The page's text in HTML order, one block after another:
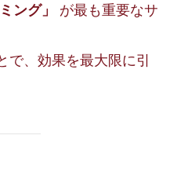
ング」
が最も重要なサ
で、効果を最大限に引